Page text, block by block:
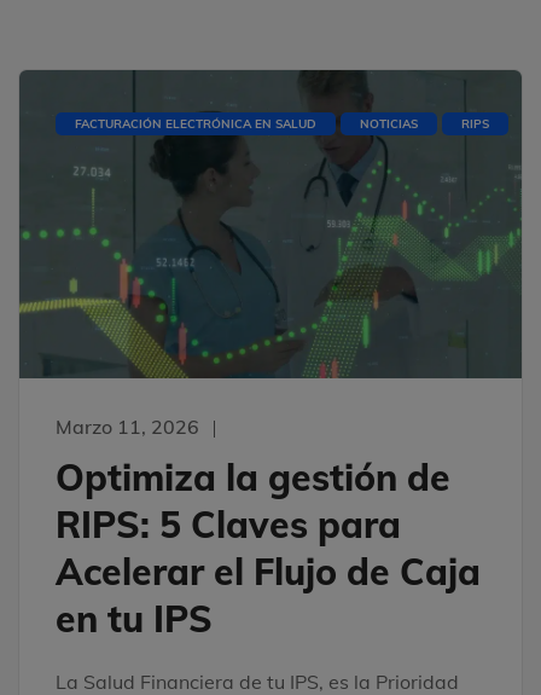
FACTURACIÓN ELECTRÓNICA EN SALUD NOTICIAS RIPS
Marzo 11, 2026
Optimiza la gestión de
RIPS: 5 Claves para
Acelerar el Flujo de Caja
en tu IPS
La Salud Financiera de tu IPS, es la Prioridad